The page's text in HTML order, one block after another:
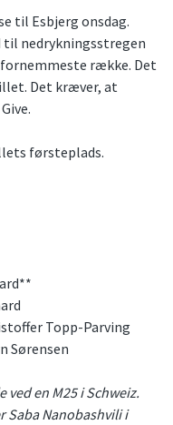
til Esbjerg onsdag.
nedrykningsstregen
række. Det
Det kræver, at
førsteplads.
Topp-Parving
Sørensen
en M25 i Schweiz.
Saba Nanobashvili i